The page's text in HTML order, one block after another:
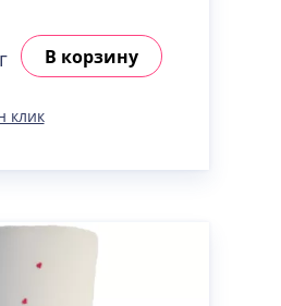
В корзину
клик